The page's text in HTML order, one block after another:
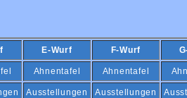
E-Wurf F-Wurf
Ahnentafel Ahnentafel
Ausstellungen Ausstellungen